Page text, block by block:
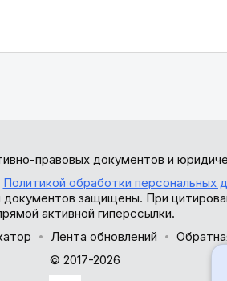
правовых документов и
Политикой обработки персональных
защищены. При
активной гиперссылки.
Лента обновлений
© 2017-2026